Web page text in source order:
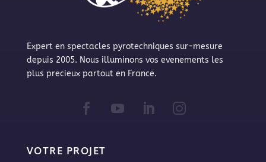
Expert en spectacles pyrotechniques sur-mesure
depuis 2005. Nous illuminons vos evenements les
plus precieux partout en France.
VOTRE PROJET